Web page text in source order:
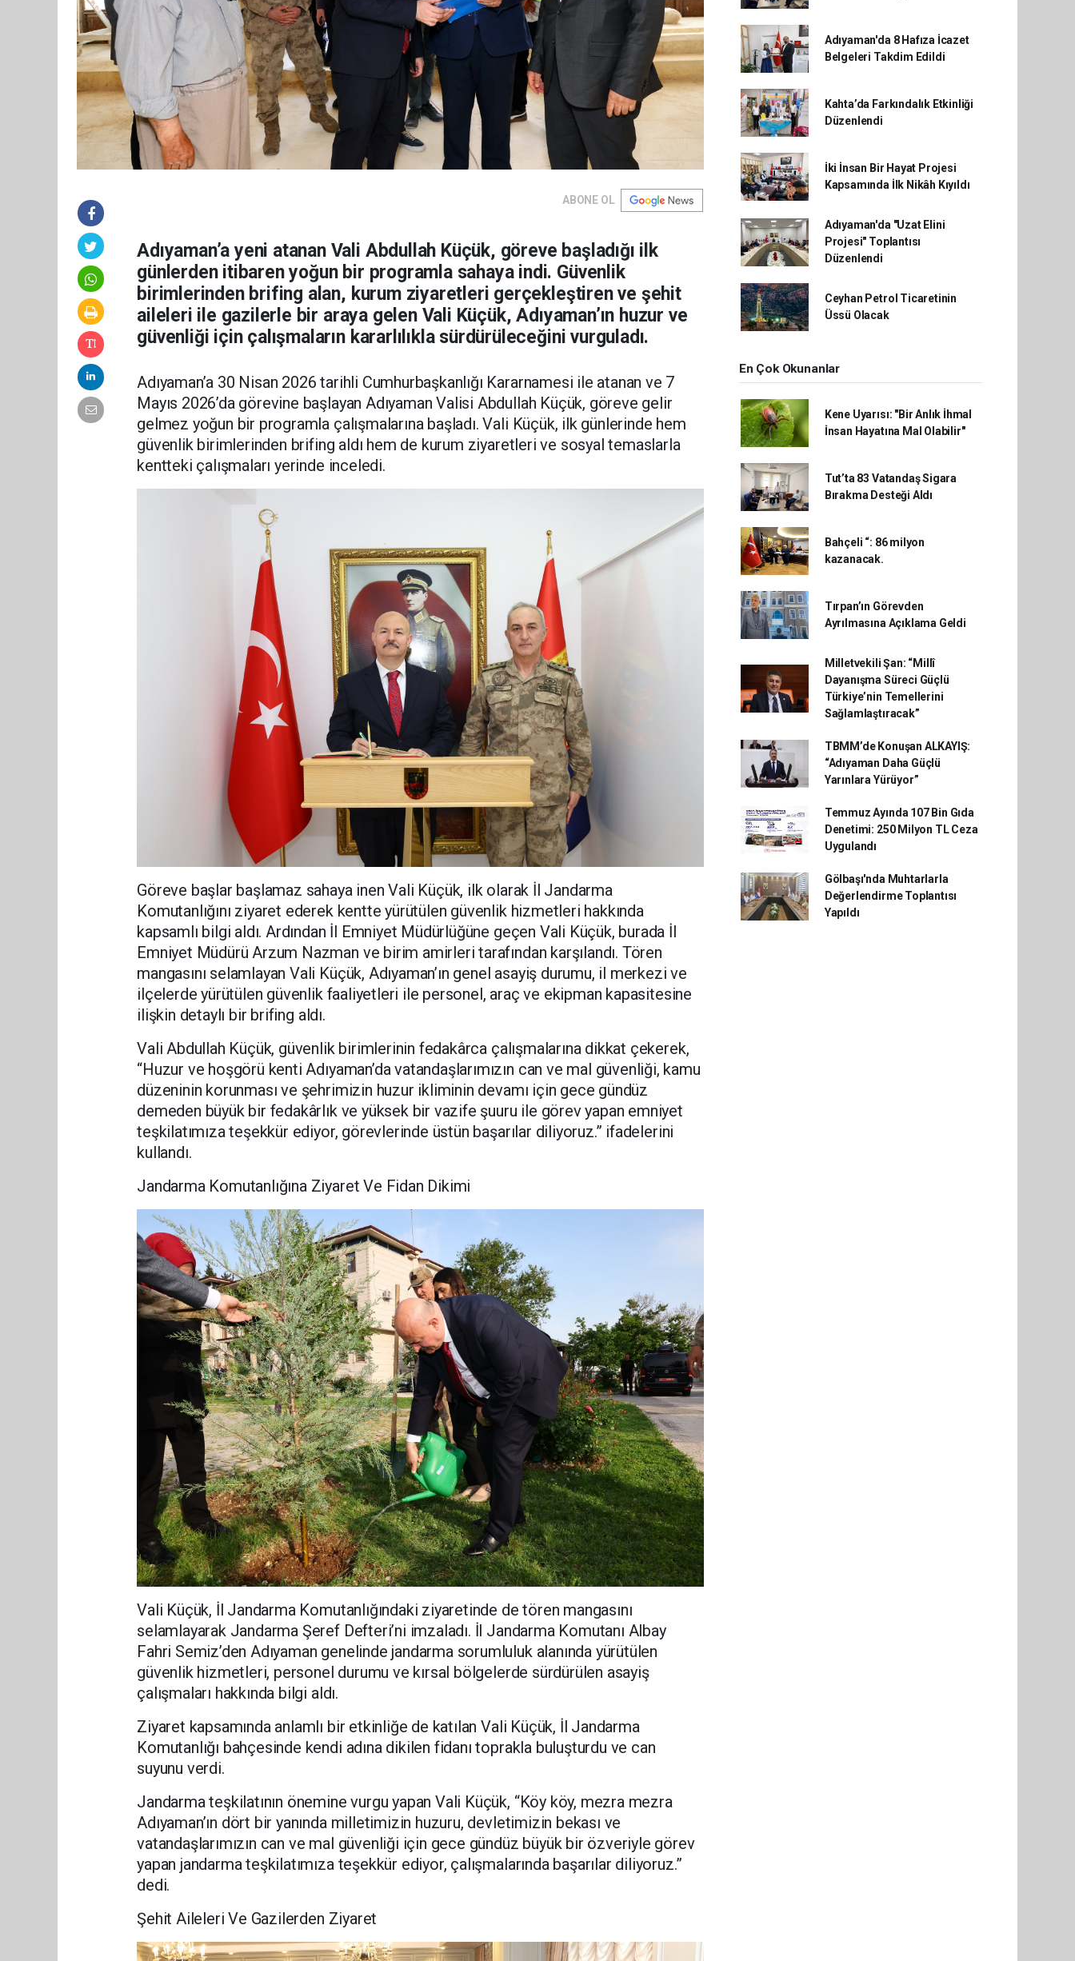
ABONE OL
Adıyaman’a yeni atanan Vali Abdullah Küçük, göreve başladığı ilk
günlerden itibaren yoğun bir programla sahaya indi. Güvenlik
birimlerinden brifing alan, kurum ziyaretleri gerçekleştiren ve şehit
aileleri ile gazilerle bir araya gelen Vali Küçük, Adıyaman’ın huzur ve
güvenliği için çalışmaların kararlılıkla sürdürüleceğini vurguladı.
Adıyaman’a 30 Nisan 2026 tarihli Cumhurbaşkanlığı Kararnamesi ile atanan ve 7
Mayıs 2026’da görevine başlayan Adıyaman Valisi Abdullah Küçük, göreve gelir
gelmez yoğun bir programla çalışmalarına başladı. Vali Küçük, ilk günlerinde hem
güvenlik birimlerinden brifing aldı hem de kurum ziyaretleri ve sosyal temaslarla
kentteki çalışmaları yerinde inceledi.
Göreve başlar başlamaz sahaya inen Vali Küçük, ilk olarak İl Jandarma
Komutanlığını ziyaret ederek kentte yürütülen güvenlik hizmetleri hakkında
kapsamlı bilgi aldı. Ardından İl Emniyet Müdürlüğüne geçen Vali Küçük, burada İl
Emniyet Müdürü Arzum Nazman ve birim amirleri tarafından karşılandı. Tören
mangasını selamlayan Vali Küçük, Adıyaman’ın genel asayiş durumu, il merkezi ve
ilçelerde yürütülen güvenlik faaliyetleri ile personel, araç ve ekipman kapasitesine
ilişkin detaylı bir brifing aldı.
Vali Abdullah Küçük, güvenlik birimlerinin fedakârca çalışmalarına dikkat çekerek,
“Huzur ve hoşgörü kenti Adıyaman’da vatandaşlarımızın can ve mal güvenliği, kamu
düzeninin korunması ve şehrimizin huzur ikliminin devamı için gece gündüz
demeden büyük bir fedakârlık ve yüksek bir vazife şuuru ile görev yapan emniyet
teşkilatımıza teşekkür ediyor, görevlerinde üstün başarılar diliyoruz.” ifadelerini
kullandı.
Jandarma Komutanlığına Ziyaret Ve Fidan Dikimi
Vali Küçük, İl Jandarma Komutanlığındaki ziyaretinde de tören mangasını
selamlayarak Jandarma Şeref Defteri’ni imzaladı. İl Jandarma Komutanı Albay
Fahri Semiz’den Adıyaman genelinde jandarma sorumluluk alanında yürütülen
güvenlik hizmetleri, personel durumu ve kırsal bölgelerde sürdürülen asayiş
çalışmaları hakkında bilgi aldı.
Ziyaret kapsamında anlamlı bir etkinliğe de katılan Vali Küçük, İl Jandarma
Komutanlığı bahçesinde kendi adına dikilen fidanı toprakla buluşturdu ve can
suyunu verdi.
Jandarma teşkilatının önemine vurgu yapan Vali Küçük, “Köy köy, mezra mezra
Adıyaman’ın dört bir yanında milletimizin huzuru, devletimizin bekası ve
vatandaşlarımızın can ve mal güvenliği için gece gündüz büyük bir özveriyle görev
yapan jandarma teşkilatımıza teşekkür ediyor, çalışmalarında başarılar diliyoruz.”
dedi.
Şehit Aileleri Ve Gazilerden Ziyaret
Adıyaman'da 8 Hafıza İcazet
Belgeleri Takdim Edildi
Kahta’da Farkındalık Etkinliği
Düzenlendi
İki İnsan Bir Hayat Projesi
Kapsamında İlk Nikâh Kıyıldı
Adıyaman'da "Uzat Elini
Projesi" Toplantısı
Düzenlendi
Ceyhan Petrol Ticaretinin
Üssü Olacak
En Çok Okunanlar
Kene Uyarısı: "Bir Anlık İhmal
İnsan Hayatına Mal Olabilir"
Tut’ta 83 Vatandaş Sigara
Bırakma Desteği Aldı
Bahçeli “: 86 milyon
kazanacak.
Tırpan’ın Görevden
Ayrılmasına Açıklama Geldi
Milletvekili Şan: “Millî
Dayanışma Süreci Güçlü
Türkiye’nin Temellerini
Sağlamlaştıracak”
TBMM’de Konuşan ALKAYIŞ:
“Adıyaman Daha Güçlü
Yarınlara Yürüyor”
Temmuz Ayında 107 Bin Gıda
Denetimi: 250 Milyon TL Ceza
Uygulandı
Gölbaşı'nda Muhtarlarla
Değerlendirme Toplantısı
Yapıldı